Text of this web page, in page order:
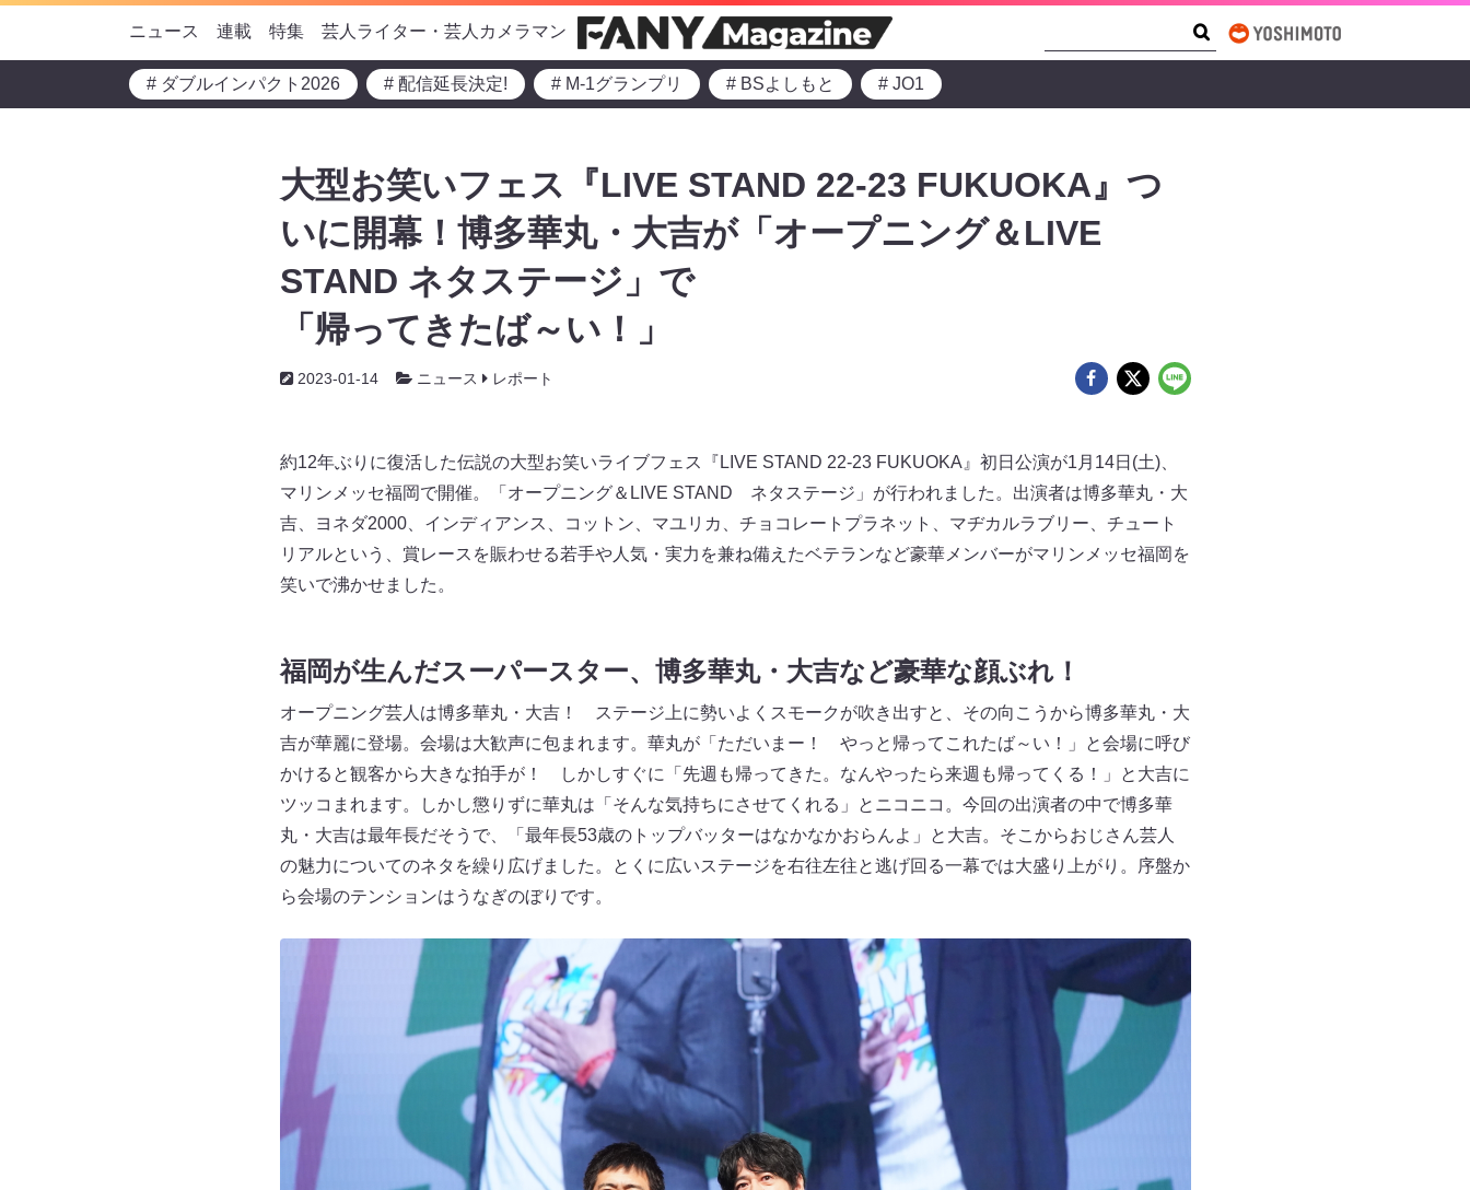
ニュース 連載 特集 芸人ライター・芸人カメラマン
# ダブルインパクト2026 # 配信延長決定! # M-1グランプリ # BSよしもと # JO1
大型お笑いフェス『LIVE STAND 22-23 FUKUOKA』つ
いに開幕！博多華丸・大吉が「オープニング＆LIVE
STAND ネタステージ」で
「帰ってきたば～い！」
2023-01-14 ニュース レポート
約12年ぶりに復活した伝説の大型お笑いライブフェス『LIVE STAND 22-23 FUKUOKA』初日公演が1月14日(土)、
マリンメッセ福岡で開催。「オープニング＆LIVE STAND ネタステージ」が行われました。出演者は博多華丸・大
吉、ヨネダ2000、インディアンス、コットン、マユリカ、チョコレートプラネット、マヂカルラブリー、チュート
リアルという、賞レースを賑わせる若手や人気・実力を兼ね備えたベテランなど豪華メンバーがマリンメッセ福岡を
笑いで沸かせました。
福岡が生んだスーパースター、博多華丸・大吉など豪華な顔ぶれ！
オープニング芸人は博多華丸・大吉！ ステージ上に勢いよくスモークが吹き出すと、その向こうから博多華丸・大
吉が華麗に登場。会場は大歓声に包まれます。華丸が「ただいまー！ やっと帰ってこれたば～い！」と会場に呼び
かけると観客から大きな拍手が！ しかしすぐに「先週も帰ってきた。なんやったら来週も帰ってくる！」と大吉に
ツッコまれます。しかし懲りずに華丸は「そんな気持ちにさせてくれる」とニコニコ。今回の出演者の中で博多華
丸・大吉は最年長だそうで、「最年長53歳のトップバッターはなかなかおらんよ」と大吉。そこからおじさん芸人
の魅力についてのネタを繰り広げました。とくに広いステージを右往左往と逃げ回る一幕では大盛り上がり。序盤か
ら会場のテンションはうなぎのぼりです。